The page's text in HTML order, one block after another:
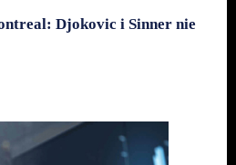
Djokovic i Sinner nie